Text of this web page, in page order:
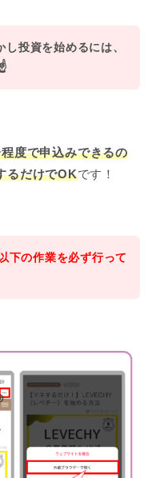
投資を始めるには、
度で申込みできるの
るだけでOKです！
下の作業を必ず行って